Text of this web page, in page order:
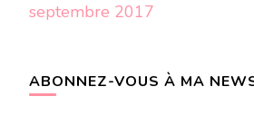
septembre 2017
ABONNEZ-VOUS À MA